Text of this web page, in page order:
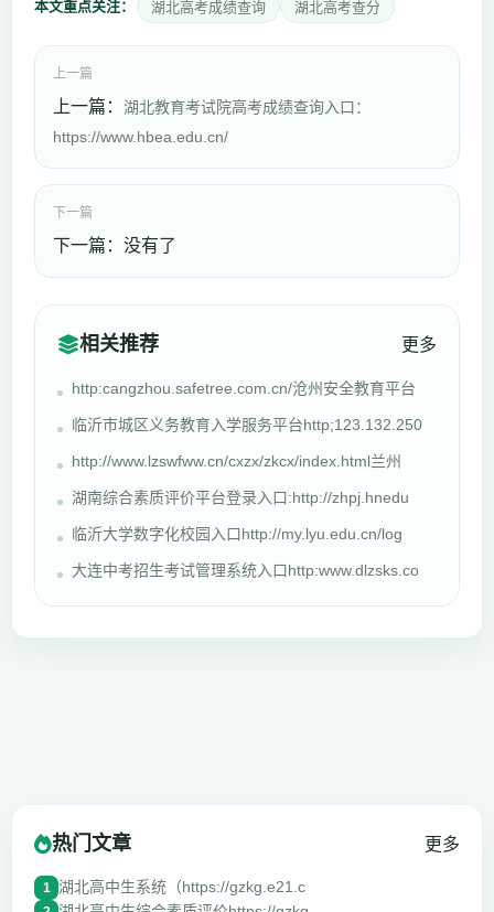
本文重点关注： 湖北高考成绩查询 湖北高考查分
上一篇
上一篇： 湖北教育考试院高考成绩查询入口：
https://www.hbea.edu.cn/
下一篇
下一篇：没有了
相关推荐 更多
http:cangzhou.safetree.com.cn/沧州安全教育平台
临沂市城区义务教育入学服务平台http;123.132.250
http://www.lzswfww.cn/cxzx/zkcx/index.html兰州
湖南综合素质评价平台登录入口:http://zhpj.hnedu
临沂大学数字化校园入口http://my.lyu.edu.cn/log
大连中考招生考试管理系统入口http:www.dlzsks.co
热门文章 更多
1 湖北高中生系统（https://gzkg.e21.c